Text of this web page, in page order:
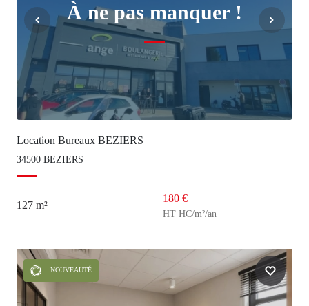
À ne pas manquer !
Location Bureaux BEZIERS
34500 BEZIERS
127 m²
180 €
HT HC/m²/an
NOUVEAUTÉ